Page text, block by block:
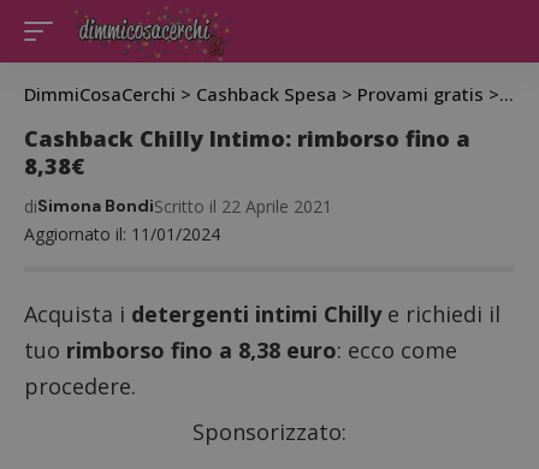
DimmiCosaCerchi > Cashback Spesa > Provami gratis >
Cashback Chilly Intimo: rimborso fino a
8,38€
Aggiornato il: 11/01/2024
diSimona BondiScritto il 22 Aprile 2021
Acquista i detergenti intimi Chillye richiedi il
tuo rimborso fino a 8,38 euro: ecco come
procedere.
Sponsorizzato: